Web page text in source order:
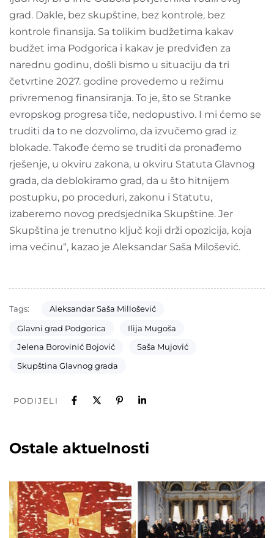
grad. Dakle, bez skupštine, bez kontrole, bez
kontrole finansija. Sa tolikim budžetima kakav
budžet ima Podgorica i kakav je predviđen za
narednu godinu, došli bismo u situaciju da tri
četvrtine 2027. godine provedemo u režimu
privremenog finansiranja. To je, što se Stranke
evropskog progresa tiče, nedopustivo. I mi ćemo se
truditi da to ne dozvolimo, da izvučemo grad iz
blokade. Takođe ćemo se truditi da pronađemo
rješenje, u okviru zakona, u okviru Statuta Glavnog
grada, da deblokiramo grad, da u što hitnijem
postupku, po proceduri, zakonu i Statutu,
izaberemo novog predsjednika Skupštine. Jer
Skupština je trenutno ključ koji drži opozicija, koja
ima većinu“, kazao je Aleksandar Saša Milošević.
Tags:
Aleksandar Saša Millošević
Glavni grad Podgorica
Ilija Mugoša
Jelena Borovinić Bojović
Saša Mujović
Skupština Glavnog grada
PODIJELI
Ostale aktuelnosti